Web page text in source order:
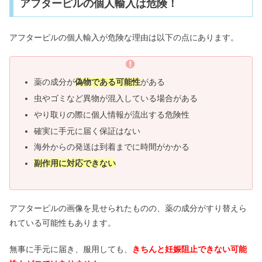
アフターピルの個人輸入は危険！
アフターピルの個人輸入が危険な理由は以下の点にあります。
薬の成分が偽物である可能性がある
虫やゴミなど異物が混入している場合がある
やり取りの際に個人情報が流出する危険性
確実に手元に届く保証はない
海外からの発送は到着までに時間がかかる
副作用に対応できない
アフターピルの画像を見せられたものの、薬の成分がすり替えら
れている可能性もあります。
無事に手元に届き、服用しても、
きちんと妊娠阻止できない可能